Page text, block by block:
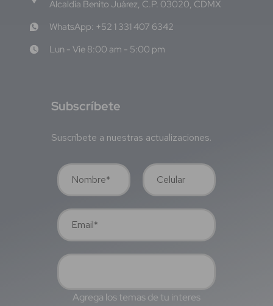
Alcaldía Benito Juárez, C.P. 03020, CDMX
WhatsApp: +52 1 331 407 6342
Lun - Vie 8:00 am - 5:00 pm
Subscríbete
Suscríbete a nuestras actualizaciones.
Agrega los temas de tu interes